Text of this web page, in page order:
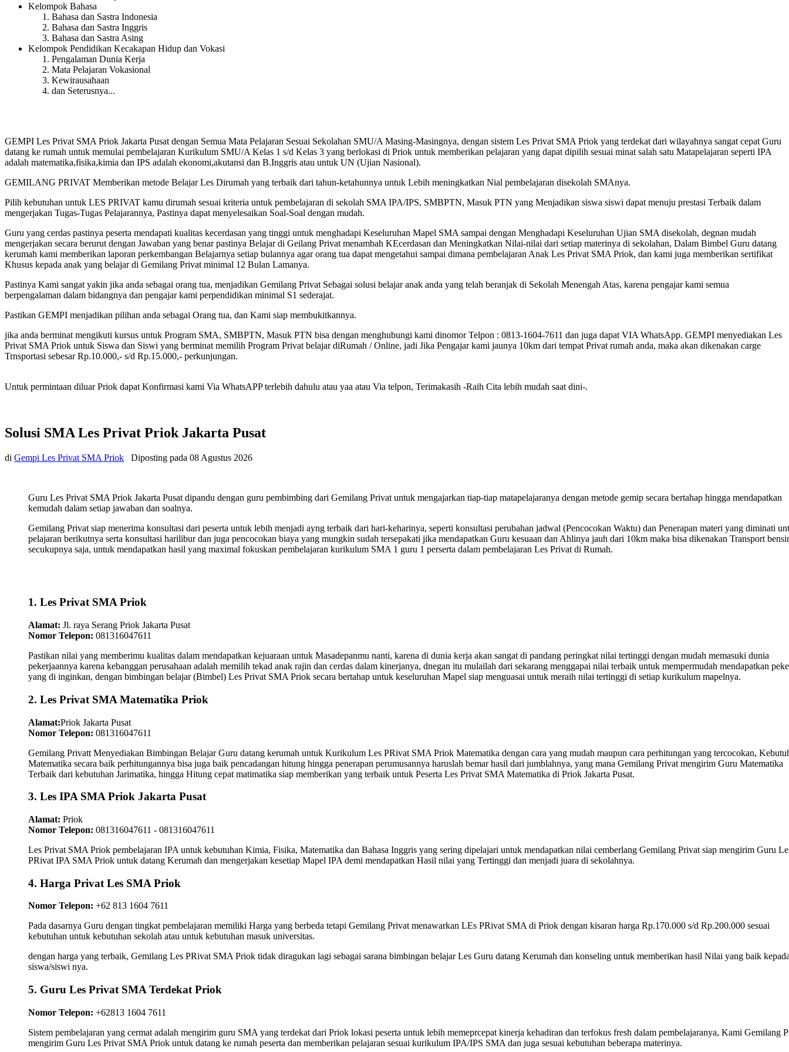
Kelompok Bahasa
Bahasa dan Sastra Indonesia
Bahasa dan Sastra Inggris
Bahasa dan Sastra Asing
Kelompok Pendidikan Kecakapan Hidup dan Vokasi
Pengalaman Dunia Kerja
Mata Pelajaran Vokasional
Kewirausahaan
dan Seterusnya...
GEMPI Les Privat SMA Priok Jakarta Pusat dengan Semua Mata Pelajaran Sesuai Sekolahan SMU/A Masing-Masingnya, dengan sistem Les Privat SMA Priok yang terdekat dari wilayahnya sangat cepat Guru
datang ke rumah untuk memulai pembelajaran Kurikulum SMU/A Kelas 1 s/d Kelas 3 yang berlokasi di Priok untuk memberikan pelajaran yang dapat dipilih sesuai minat salah satu Matapelajaran seperti IPA
adalah matematika,fisika,kimia dan IPS adalah ekonomi,akutansi dan B.Inggris atau untuk UN (Ujian Nasional).
GEMILANG PRIVAT Memberikan metode Belajar Les Dirumah yang terbaik dari tahun-ketahunnya untuk Lebih meningkatkan Nial pembelajaran disekolah SMAnya.
Pilih kebutuhan untuk LES PRIVAT kamu dirumah sesuai kriteria untuk pembelajaran di sekolah SMA IPA/IPS, SMBPTN, Masuk PTN yang Menjadikan siswa siswi dapat menuju prestasi Terbaik dalam
mengerjakan Tugas-Tugas Pelajarannya, Pastinya dapat menyelesaikan Soal-Soal dengan mudah.
Guru yang cerdas pastinya peserta mendapati kualitas kecerdasan yang tinggi untuk menghadapi Keseluruhan Mapel SMA sampai dengan Menghadapi Keseluruhan Ujian SMA disekolah, degnan mudah
mengerjakan secara berurut dengan Jawaban yang benar pastinya Belajar di Geilang Privat menambah KEcerdasan dan Meningkatkan Nilai-nilai dari setiap materinya di sekolahan, Dalam Bimbel Guru datang
kerumah kami memberikan laporan perkembangan Belajarnya setiap bulannya agar orang tua dapat mengetahui sampai dimana pembelajaran Anak Les Privat SMA Priok, dan kami juga memberikan sertifikat
Khusus kepada anak yang belajar di Gemilang Privat minimal 12 Bulan Lamanya.
Pastinya Kami sangat yakin jika anda sebagai orang tua, menjadikan Gemilang Privat Sebagai solusi belajar anak anda yang telah beranjak di Sekolah Menengah Atas, karena pengajar kami semua
berpengalaman dalam bidangnya dan pengajar kami perpendidikan minimal S1 sederajat.
Pastikan GEMPI menjadikan pilihan anda sebagai Orang tua, dan Kami siap membukitkannya.
jika anda berminat mengikuti kursus untuk Program SMA, SMBPTN, Masuk PTN bisa dengan menghubungi kami dinomor Telpon : 0813-1604-7611 dan juga dapat VIA WhatsApp. GEMPI menyediakan Les
Privat SMA Priok untuk Siswa dan Siswi yang berminat memilih Program Privat belajar diRumah / Online, jadi Jika Pengajar kami jaunya 10km dari tempat Privat rumah anda, maka akan dikenakan carge
Trnsportasi sebesar Rp.10.000,- s/d Rp.15.000,- perkunjungan.
Untuk permintaan diluar Priok dapat Konfirmasi kami Via WhatsAPP terlebih dahulu atau yaa atau Via telpon, Terimakasih -Raih Cita lebih mudah saat dini-.
Solusi SMA Les Privat Priok Jakarta Pusat
di Gempi Les Privat SMA Priok Diposting pada 08 Agustus 2026
Guru Les Privat SMA Priok Jakarta Pusat dipandu dengan guru pembimbing dari Gemilang Privat untuk mengajarkan tiap-tiap matapelajaranya dengan metode gemip secara bertahap hingga mendapatkan
kemudah dalam setiap jawaban dan soalnya.
Gemilang Privat siap menerima konsultasi dari peserta untuk lebih menjadi ayng terbaik dari hari-keharinya, seperti konsultasi perubahan jadwal (Pencocokan Waktu) dan Penerapan materi yang diminati
pelajaran berikutnya serta konsultasi harilibur dan juga pencocokan biaya yang mungkin sudah tersepakati jika mendapatkan Guru kesuaan dan Ahlinya jauh dari 10km maka bisa dikenakan Transport
secukupnya saja, untuk mendapatkan hasil yang maximal fokuskan pembelajaran kurikulum SMA 1 guru 1 perserta dalam pembelajaran Les Privat di Rumah.
1. Les Privat SMA Priok
Alamat: Jl. raya Serang Priok Jakarta Pusat
Nomor Telepon: 081316047611
Pastikan nilai yang memberimu kualitas dalam mendapatkan kejuaraan untuk Masadepanmu nanti, karena di dunia kerja akan sangat di pandang peringkat nilai tertinggi dengan mudah memasuki dunia
pekerjaannya karena kebanggan perusahaan adalah memilih tekad anak rajin dan cerdas dalam kinerjanya, dnegan itu mulailah dari sekarang menggapai nilai terbaik untuk mempermudah mendapatkan
yang di inginkan, dengan bimbingan belajar (Bimbel) Les Privat SMA Priok secara bertahap untuk keseluruhan Mapel siap menguasai untuk meraih nilai tertinggi di setiap kurikulum mapelnya.
2. Les Privat SMA Matematika Priok
Alamat:Priok Jakarta Pusat
Nomor Telepon: 081316047611
Gemilang Privatt Menyediakan Bimbingan Belajar Guru datang kerumah untuk Kurikulum Les PRivat SMA Priok Matematika dengan cara yang mudah maupun cara perhitungan yang tercocokan,
Matematika secara baik perhitungannya bisa juga baik pencadangan hitung hingga penerapan perumusannya haruslah bemar hasil dari jumblahnya, yang mana Gemilang Privat mengirim Guru Matematika
Terbaik dari kebutuhan Jarimatika, hingga Hitung cepat matimatika siap memberikan yang terbaik untuk Peserta Les Privat SMA Matematika di Priok Jakarta Pusat.
3. Les IPA SMA Priok Jakarta Pusat
Alamat: Priok
Nomor Telepon: 081316047611 - 081316047611
Les Privat SMA Priok pembelajaran IPA untuk kebutuhan Kimia, Fisika, Matematika dan Bahasa Inggris yang sering dipelajari untuk mendapatkan nilai cemberlang Gemilang Privat siap mengirim Guru
PRivat IPA SMA Priok untuk datang Kerumah dan mengerjakan kesetiap Mapel IPA demi mendapatkan Hasil nilai yang Tertinggi dan menjadi juara di sekolahnya.
4. Harga Privat Les SMA Priok
Nomor Telepon: +62 813 1604 7611
Pada dasarnya Guru dengan tingkat pembelajaran memiliki Harga yang berbeda tetapi Gemilang Privat menawarkan LEs PRivat SMA di Priok dengan kisaran harga Rp.170.000 s/d Rp.200.000 sesuai
kebutuhan untuk kebutuhan sekolah atau untuk kebutuhan masuk universitas.
dengan harga yang terbaik, Gemilang Les PRivat SMA Priok tidak diragukan lagi sebagai sarana bimbingan belajar Les Guru datang Kerumah dan konseling untuk memberikan hasil Nilai yang baik
siswa/siswi nya.
5. Guru Les Privat SMA Terdekat Priok
Nomor Telepon: +62813 1604 7611
Sistem pembelajaran yang cermat adalah mengirim guru SMA yang terdekat dari Priok lokasi peserta untuk lebih memeprcepat kinerja kehadiran dan terfokus fresh dalam pembelajaranya, Kami Gemilang
mengirim Guru Les Privat SMA Priok untuk datang ke rumah peserta dan memberikan pelajaran sesuai kurikulum IPA/IPS SMA dan juga sesuai kebutuhan beberapa materinya.